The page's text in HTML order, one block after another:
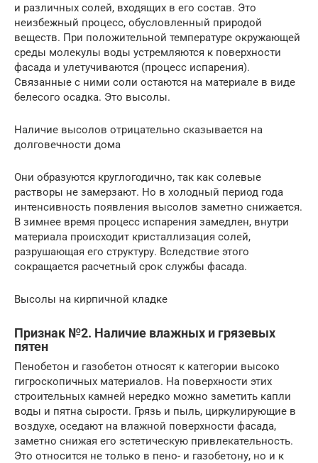
и различных солей, входящих в его состав. Это
неизбежный процесс, обусловленный природой
веществ. При положительной температуре окружающей
среды молекулы воды устремляются к поверхности
фасада и улетучиваются (процесс испарения).
Связанные с ними соли остаются на материале в виде
белесого осадка. Это высолы.
Наличие высолов отрицательно сказывается на
долговечности дома
Они образуются круглогодично, так как солевые
растворы не замерзают. Но в холодный период года
интенсивность появления высолов заметно снижается.
В зимнее время процесс испарения замедлен, внутри
материала происходит кристаллизация солей,
разрушающая его структуру. Вследствие этого
сокращается расчетный срок службы фасада.
Высолы на кирпичной кладке
Признак №2. Наличие влажных и грязевых
пятен
Пенобетон и газобетон относят к категории высоко
гигроскопичных материалов. На поверхности этих
строительных камней нередко можно заметить капли
воды и пятна сырости. Грязь и пыль, циркулирующие в
воздухе, оседают на влажной поверхности фасада,
заметно снижая его эстетическую привлекательность.
Это относится не только в пено- и газобетону, но и к